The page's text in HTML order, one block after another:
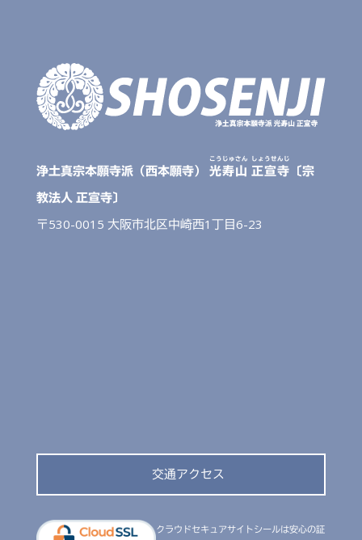
浄土真宗本願寺派（西本願寺） 光寿山
こうじゅさん
正宣寺
しょうせんじ
〔宗
教法人 正宣寺〕
〒530-0015 大阪市北区中崎西1丁目6-23
交通アクセス
クラウドセキュアサイトシールは安心の証